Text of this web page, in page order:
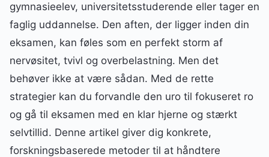
gymnasieelev, universitetsstuderende eller tager en
faglig uddannelse. Den aften, der ligger inden din
eksamen, kan føles som en perfekt storm af
nervøsitet, tvivl og overbelastning. Men det
behøver ikke at være sådan. Med de rette
strategier kan du forvandle den uro til fokuseret ro
og gå til eksamen med en klar hjerne og stærkt
selvtillid. Denne artikel giver dig konkrete,
forskningsbaserede metoder til at håndtere